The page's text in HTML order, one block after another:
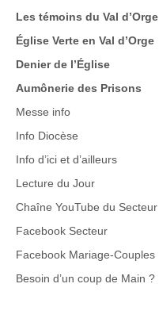
Les témoins du Val d’Orge
Église Verte en Val d’Orge
Denier de l’Église
Aumônerie des Prisons
Messe info
Info Diocèse
Info d’ici et d’ailleurs
Lecture du Jour
Chaîne YouTube du Secteur
Facebook Secteur
Facebook Mariage-Couples
Besoin d’un coup de Main ?